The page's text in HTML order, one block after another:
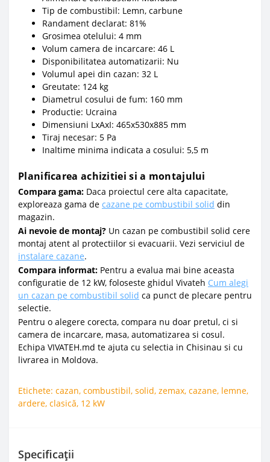
Tip de combustibil: Lemn, carbune
Randament declarat: 81%
Grosimea otelului: 4 mm
Volum camera de incarcare: 46 L
Disponibilitatea automatizarii: Nu
Volumul apei din cazan: 32 L
Greutate: 124 kg
Diametrul cosului de fum: 160 mm
Productie: Ucraina
Dimensiuni LxAxI: 465x530x885 mm
Tiraj necesar: 5 Pa
Inaltime minima indicata a cosului: 5,5 m
Planificarea achizitiei si a montajului
Compara gama: Daca proiectul cere alta capacitate,
exploreaza gama de cazane pe combustibil solid din
magazin.
Ai nevoie de montaj? Un cazan pe combustibil solid cere
montaj atent al protectiilor si evacuarii. Vezi serviciul de
instalare cazane.
Compara informat: Pentru a evalua mai bine aceasta
configuratie de 12 kW, foloseste ghidul Vivateh Cum alegi
un cazan pe combustibil solid ca punct de plecare pentru
selectie.
Pentru o alegere corecta, compara nu doar pretul, ci si
camera de incarcare, masa, automatizarea si cosul.
Echipa VIVATEH.md te ajuta cu selectia in Chisinau si cu
livrarea in Moldova.
Etichete: cazan, combustibil, solid, zemax, cazane, lemne,
ardere, clasică, 12 kW
Specificații